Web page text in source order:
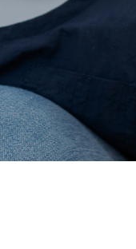
れ、厚生労働省の